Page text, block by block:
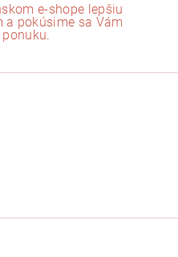
e-shope lepšiu
a pokúsime sa Vám